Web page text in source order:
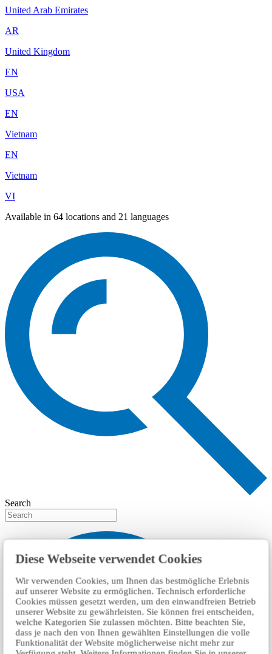
Diese Webseite verwendet Cookies
Wir verwenden Cookies, um Ihnen das bestmögliche Erlebnis
auf unserer Website zu ermöglichen. Technisch erforderliche
Cookies müssen gesetzt werden, um den einwandfreien Betrieb
unserer Website zu gewährleisten. Sie können frei entscheiden,
welche Kategorien Sie zulassen möchten. Bitte beachten Sie,
dass je nach den von Ihnen gewählten Einstellungen die volle
Funktionalität der Website möglicherweise nicht mehr zur
United Arab Emirates
AR
United Kingdom
EN
USA
EN
Vietnam
EN
Vietnam
VI
Available in 64 locations and 21 languages
Search